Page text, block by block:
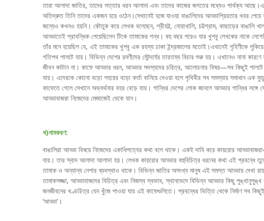
তারা আলাদা জাতির, তাদের সত্তার ধরন আলাদা এবং তাদের কাজের জগতের মধ্যেও পার্থক্য
অতিদ্রুত তিনি তাদের একজন হয়ে ওঠেন।সেখানেই হজে যাওয়া বাঙালিদের আড্ডাপ্রিয়তার খবর পেয়ে
জন্যেও কখনও হয়নি। কৌতুক করে লেখক বলেছেন, শ্রীহট্ট, নোয়াখালি, চট্টগ্রাম, কাছাড়ের বাঙালি
আড্ডাতেই প্রাবন্ধিক পেয়েছিলেন টিকে তামাকের গন্ধ। বহু বছর পরেও যার খুশবু লেখকের নাকে
তাঁর মনে হয়েছিল যে, এই তামাকের খুশবু এক রহস্য ঢাকা ইন্দ্রজালের মতোই।এখানেই গৃহিণীকে
গতিপথ পালটে যায়। বিভিন্ন দেশের রমণীদের সৌন্দর্যের তারতম্য বিচার শুরু হয়। এখানেও নানা
জীবন কাটান না। কাফে আড্ডার ধরন, আড্ডার সদস্যদের চরিত্র, আলোচনার বিষয়—সব কিছুই
যায়। এদেরকে কোনো বড়ো শহরের বড়ো কর্তা বানিয়ে দেওয়া হলে পৃথিবীর সব সমস্যার সমাধান এক
কাফেতে গেলে সেখানে অভ্যর্থনার বহর বেড়ে যায়। গান্ধির দেশের লোক জানলে আড্ডায় গান্ধির
আড্ডাবাজরা নিজেদের মেজাজেই থেকে যান।
খ)নামকরণ:
বাঙালিরা আড্ডা বিষয়ে নিজেদের একাধিপত্যের কথা বলে থাকে। একই দাবি করে কায়রোর
যায়। তার স্বাদ আলাদা আলাদা হয়। লেখক কায়রোর আড্ডার বহুবিচিত্র ধরনের কথা এই প্রবন্ধে
তামাক ও অন্যান্য নেশার ব্যবস্থাও থাকে। বিভিন্ন জাতির অসংখ্য মানুষ এই সমস্ত আড্ডায় দেখা
তামাকসজ্জা, আড্ডাবাজদের বিচিত্র এবং নিজস্ব স্বভাব, স্থানভেদে বিভিন্ন আড্ডার কিছু পুঙ্খানুপুঙ্খ
জনজীবনের খণ্ডচিত্র যেন খুঁজে পাওয়া যায় এই কাফেগুলিতে। প্রবন্ধের ভিত্তি থেকে নির্মাণ সব
‘আড্ডা’।